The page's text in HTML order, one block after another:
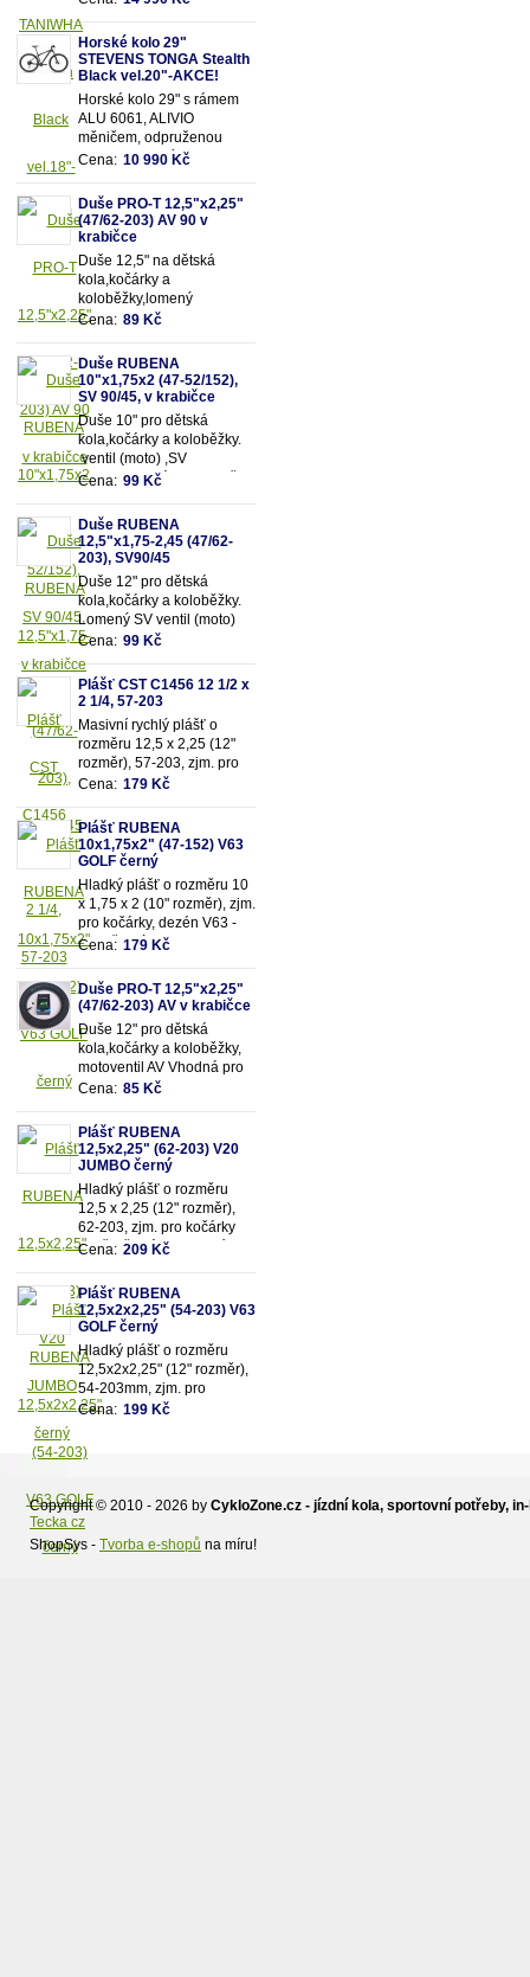
SUNTOUR se zamykáním
a 18 převody
Horské kolo 29"
STEVENS TONGA Stealth
Black vel.20"-AKCE!
Horské kolo 29" s rámem
ALU 6061, ALIVIO
měničem, odpruženou
olejovou vidlicí SUNTOUR
převody
Cena: 10 990 Kč
Duše PRO-T 12,5"x2,25"
(47/62-203) AV 90 v
krabičce
Duše 12,5" na dětská
kola,kočárky a
koloběžky,lomený
motoventil AV90 - pro
Vhodná pro rozměry pláště
12,5"x2,25" (resp.47/62-
203mm)
Cena: 89 Kč
Duše RUBENA
10"x1,75x2 (47-52/152),
SV 90/45, v krabičce
Duše 10" pro dětská
kola,kočárky a koloběžky.
ventil (moto) ,SV
90/90.Vhodná pro rozměry
52/152mm)
Cena: 99 Kč
Duše RUBENA
12,5"x1,75-2,45 (47/62-
203), SV90/45
Duše 12" pro dětská
kola,kočárky a koloběžky.
Lomený SV ventil (moto)
90/45. Vhodná pro rozměry
2,45 (resp. 47/62-203mm)
Cena: 99 Kč
Plášť CST C1456 12 1/2 x
2 1/4, 57-203
Masivní rychlý plášť o
rozměru 12,5 x 2,25 (12"
rozměr), 57-203, zjm. pro
kočárky popř. dětská kola
Cena: 179 Kč
Plášť RUBENA
10x1,75x2" (47-152) V63
GOLF černý
Hladký plášť o rozměru 10
x 1,75 x 2 (10" rozměr), zjm.
pro kočárky, dezén V63 -
Golf, černý.
Cena: 179 Kč
Duše PRO-T 12,5"x2,25"
(47/62-203) AV v krabičce
Duše 12" pro dětská
kola,kočárky a koloběžky,
motoventil AV Vhodná pro
rozměry pláště 12,5"x2,25"
Cena: 85 Kč
Plášť RUBENA
12,5x2,25" (62-203) V20
JUMBO černý
Hladký plášť o rozměru
12,5 x 2,25 (12" rozměr),
62-203, zjm. pro kočárky
popř. dětská kola, dezén
Cena: 209 Kč
Plášť RUBENA
12,5x2x2,25" (54-203) V63
GOLF černý
Hladký plášť o rozměru
12,5x2x2,25" (12" rozměr),
54-203mm, zjm. pro
kočárky popř. dětská kola,
černý.Vhodné na kočárek
JANE,zadní kola.
Cena: 199 Kč
Copyright © 2010 - 2026 by CykloZone.cz - jízdní kola, sportovní potřeby,
Tecka cz
ShopSys - Tvorba e-shopů na míru!